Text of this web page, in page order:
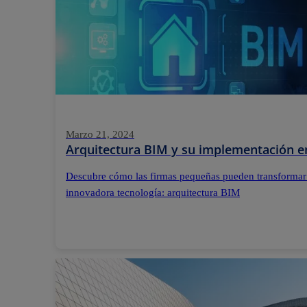
Marzo 21, 2024
Arquitectura BIM y su implementación
Descubre cómo las firmas pequeñas pueden
innovadora tecnología: arquitectura BIM